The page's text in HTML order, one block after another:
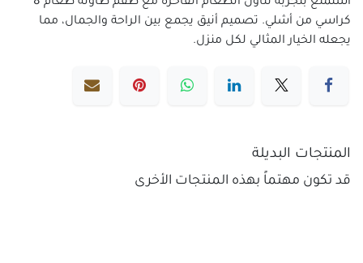
كراسي من أشلي. تصميم أنيق يجمع بين الراحة والجمال، مما
يجعله الخيار المثالي لكل منزل.
المنتجات البديلة
قد تكون مهتماً بهذه المنتجات الأخرى